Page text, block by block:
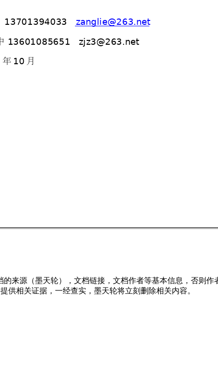
13701394033 zanglie@263.net
13601085651   zjz3@263.net
年 10 月
来源（墨天轮），文档链接，文档作者等基本信息，否则
供相关证据，一经查实，墨天轮将立刻删除相关内容。